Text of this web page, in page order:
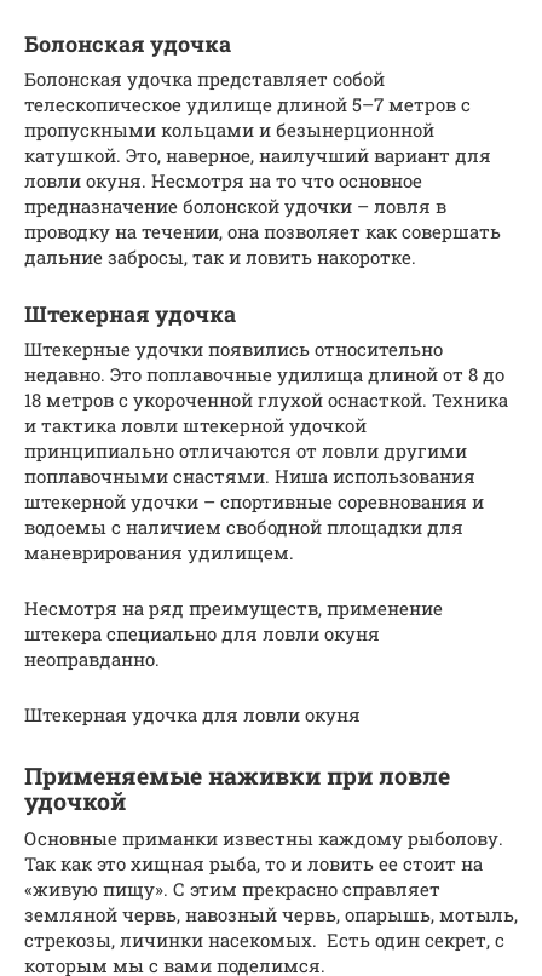
Болонская удочка
Болонская удочка представляет собой
телескопическое удилище длиной 5–7 метров с
пропускными кольцами и безынерционной
катушкой. Это, наверное, наилучший вариант для
ловли окуня. Несмотря на то что основное
предназначение болонской удочки – ловля в
проводку на течении, она позволяет как совершать
дальние забросы, так и ловить накоротке.
Штекерная удочка
Штекерные удочки появились относительно
недавно. Это поплавочные удилища длиной от 8 до
18 метров с укороченной глухой оснасткой. Техника
и тактика ловли штекерной удочкой
принципиально отличаются от ловли другими
поплавочными снастями. Ниша использования
штекерной удочки – спортивные соревнования и
водоемы с наличием свободной площадки для
маневрирования удилищем.
Несмотря на ряд преимуществ, применение
штекера специально для ловли окуня
неоправданно.
Штекерная удочка для ловли окуня
Применяемые наживки при ловле
удочкой
Основные приманки известны каждому рыболову.
Так как это хищная рыба, то и ловить ее стоит на
«живую пищу». С этим прекрасно справляет
земляной червь, навозный червь, опарышь, мотыль,
стрекозы, личинки насекомых. Есть один секрет, с
которым мы с вами поделимся.